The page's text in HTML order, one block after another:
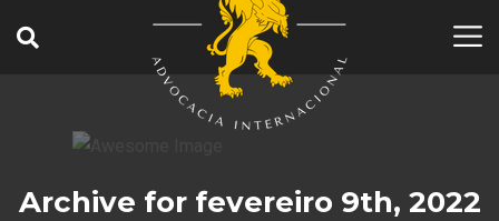
Archive for fevereiro 9th, 2022